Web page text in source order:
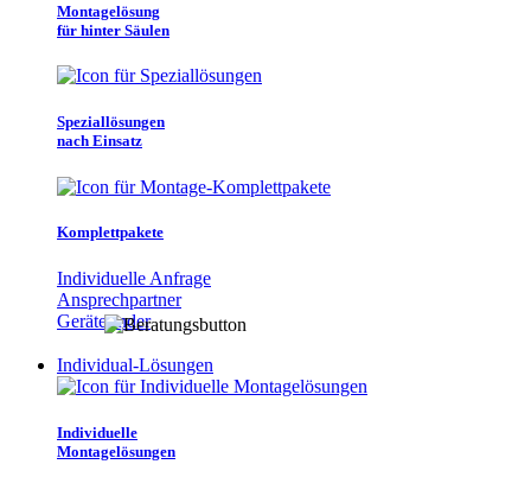
Montagelösung
für hinter Säulen
Speziallösungen
nach Einsatz
Komplettpakete
Individuelle Anfrage
Ansprechpartner
Gerätefinder
Individual-Lösungen
Individuelle
Montagelösungen